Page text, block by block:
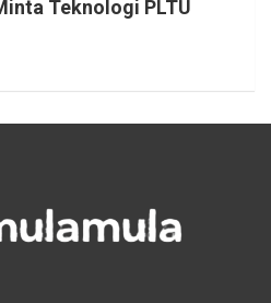
Teknologi PLTU